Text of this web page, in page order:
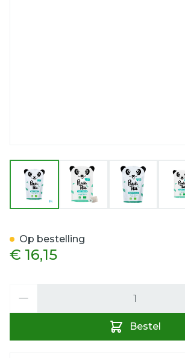
View larger imageView larger image
View
€ 16,15
Bestel
Op bestelling